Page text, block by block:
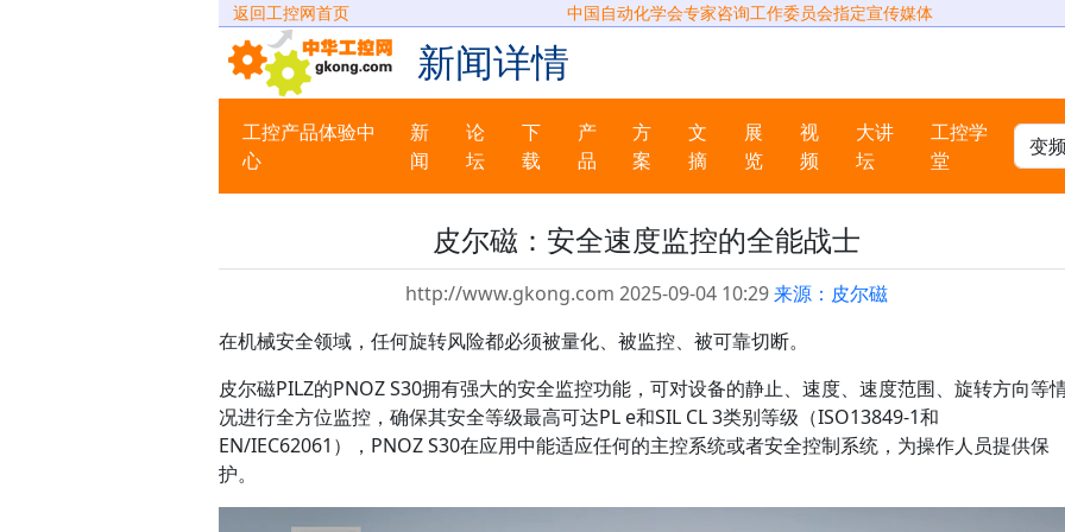
返回工控网首页 中国自动化学会专家咨询工作委员会指定宣传媒体
新闻详情
工控产品体验中
心
新
闻
论
坛
下
载
产
品
方
案
文
摘
展
览
视
频
大讲
坛
工控学
堂
皮尔磁：安全速度监控的全能战士
http://www.gkong.com 2025-09-04 10:29来源：皮尔磁
在机械安全领域，任何旋转风险都必须被量化、被监控、被可靠切断。
皮尔磁PILZ的PNOZ S30拥有强大的安全监控功能，可对设备的静止、速度、速度范围、旋转方向等
况进行全方位监控，确保其安全等级最高可达PL e和SIL CL 3类别等级（ISO13849-1和
EN/IEC62061），PNOZ S30在应用中能适应任何的主控系统或者安全控制系统，为操作人员提供保
护。